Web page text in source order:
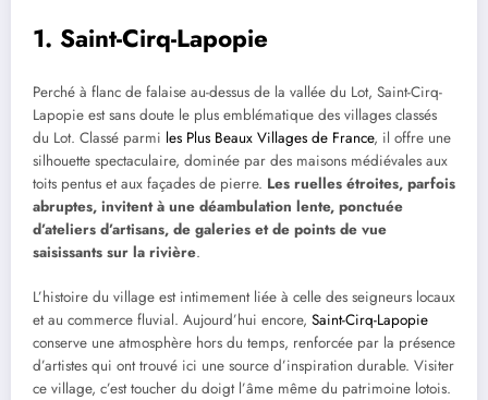
1. Saint-Cirq-Lapopie
Perché à flanc de falaise au-dessus de la vallée du Lot, Saint-Cirq-
Lapopie est sans doute le plus emblématique des villages classés
du Lot. Classé parmi les Plus Beaux Villages de France, il offre une
silhouette spectaculaire, dominée par des maisons médiévales aux
toits pentus et aux façades de pierre. Les ruelles étroites, parfois
abruptes, invitent à une déambulation lente, ponctuée
d’ateliers d’artisans, de galeries et de points de vue
saisissants sur la rivière.
L’histoire du village est intimement liée à celle des seigneurs locaux
et au commerce fluvial. Aujourd’hui encore, Saint-Cirq-Lapopie
conserve une atmosphère hors du temps, renforcée par la présence
d’artistes qui ont trouvé ici une source d’inspiration durable. Visiter
ce village, c’est toucher du doigt l’âme même du patrimoine lotois.